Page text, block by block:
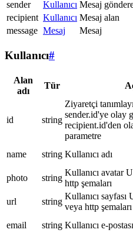
sender Kullanıcı Mesaj
recipient Kullanıcı Mesaj alan
message Mesaj Mesaj
Kullanıcı#
Alan
adı
Tür
id string
Ziyaretçi
sender.id'ye olay
recipient.id'den
parametre
name string Kullanıcı adı
photo
string
Kullanıcı avatar
http şemaları
url
string
Kullanıcı
veya http şemaları
email
string Kullanıcı e-postası